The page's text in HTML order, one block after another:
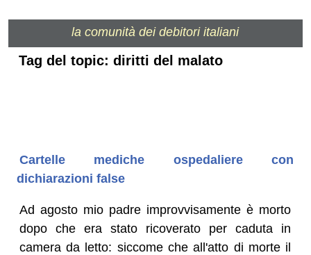
la comunità dei debitori italiani
Tag del topic: diritti del malato
Cartelle mediche ospedaliere con
dichiarazioni false
Ad agosto mio padre improvvisamente è morto
dopo che era stato ricoverato per caduta in
camera da letto: siccome che all'atto di morte il